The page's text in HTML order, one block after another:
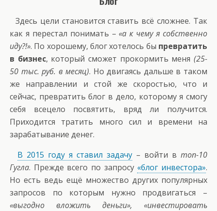
Здесь цели становится ставить всё сложнее. Так
как я перестал понимать –«а к чему я собственно
иду?!». По хорошему, блог хотелось бы превратить
в бизнес, который сможет прокормить меня(25-
50 тыс. руб. в месяц). Но двигаясь дальше в таком
же направлении и стой же скоростью, что и
сейчас, превратить блог в дело, которому я смогу
себя всецело посвятить, вряд ли получится.
Приходится тратить много сил и времени на
зарабатывание денег.
В 2015 году я ставил задачу – войти в топ-10
Гугла. Прежде всего по запросу «блог инвестора».
Но есть ведь ещё множество других популярных
запросов по которым нужно продвигаться –
«выгодно вложить деньги», «инвестировать